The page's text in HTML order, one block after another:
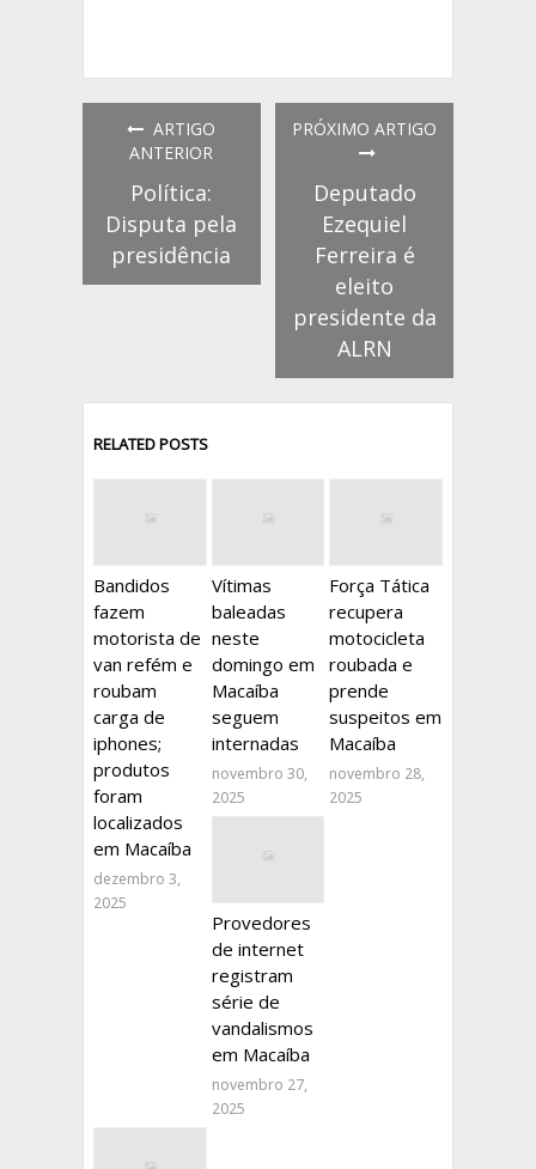
ARTIGO
ANTERIOR
Política:
Disputa pela
presidência
PRÓXIMO ARTIGO
Deputado
Ezequiel
Ferreira é
eleito
presidente da
ALRN
RELATED POSTS
Bandidos
fazem
motorista de
van refém e
roubam
carga de
iphones;
produtos
foram
localizados
em Macaíba
dezembro 3,
2025
Vítimas
baleadas
neste
domingo em
Macaíba
seguem
internadas
novembro 30,
2025
Força Tática
recupera
motocicleta
roubada e
prende
suspeitos em
Macaíba
novembro 28,
2025
Provedores
de internet
registram
série de
vandalismos
em Macaíba
novembro 27,
2025